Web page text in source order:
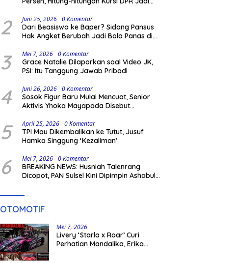
2 Juni 25, 2026 0 Komentar
Dari Beasiswa ke Baper? Sidang Pansus
Hak Angket Berubah Jadi Bola Panas di
3 Mei 7, 2026 0 Komentar
Grace Natalie Dilaporkan soal Video JK,
PSI: Itu Tanggung Jawab Pribadi
4 Juni 26, 2026 0 Komentar
Sosok Figur Baru Mulai Mencuat, Senior
Aktivis Yhoka Mayapada Disebut
pada Pilkada 2029
5 April 25, 2026 0 Komentar
TPI Mau Dikembalikan ke Tutut, Jusuf
Hamka Singgung ‘Kezaliman’
6 Mei 7, 2026 0 Komentar
BREAKING NEWS: Husniah Talenrang
Dicopot, PAN Sulsel Kini Dipimpin Ashabul
OTOMOTIF
Mei 7, 2026
Livery ‘Starla x Roar’ Curi
Perhatian Mandalika, Erika